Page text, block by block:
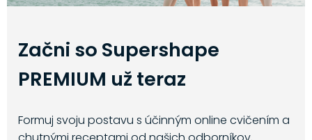
Začni so Supershape
PREMIUM už teraz
Formuj svoju postavu s účinným online cvičením a